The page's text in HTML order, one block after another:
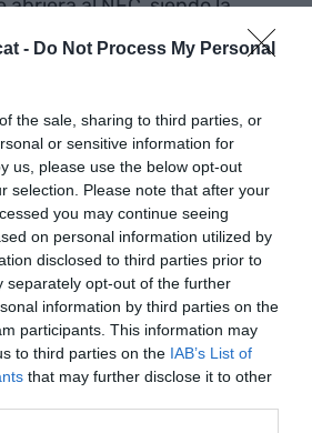
- Do Not Process My Personal
the sale, sharing to third parties, or
or sensitive information for
us, please use the below opt-out
selection. Please note that after your
you may continue seeing
on personal information utilized by
disclosed to third parties prior to
separately opt-out of the further
information by third parties on the
participants. This information may
to third parties on the IAB’s List of
that may further disclose it to other
al NFC, siendo la
sector que expuso estas
hizo una resolución en que
este chip y de esta manera, la
completar una cartera
el uso de la tarjeta.
de uso con el
es que con
tener abierta la
en primer